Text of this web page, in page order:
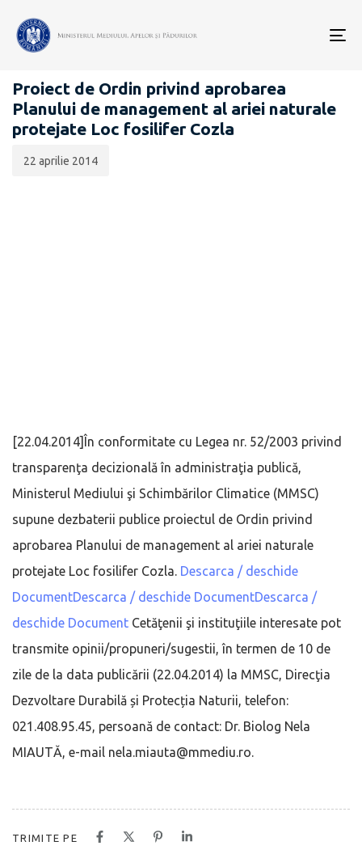
PROIECTE ACTE NORMATIVE
Proiect de Ordin privind aprobarea
Planului de management al ariei naturale
protejate Loc fosilifer Cozla
publicării:
22 aprilie 2014
[22.04.2014]În conformitate cu Legea nr. 52/2003 privind
transparenţa decizională în administraţia publică,
Ministerul Mediului şi Schimbărilor Climatice (MMSC)
supune dezbaterii publice proiectul de Ordin privind
aprobarea Planului de management al ariei naturale
protejate Loc fosilifer Cozla. Descarca / deschide
DocumentDescarca / deschide DocumentDescarca /
deschide Document Cetăţenii şi instituţiile interesate pot
transmite opinii/propuneri/sugestii, în termen de 10 de
zile de la data publicării (22.04.2014) la MMSC, Direcţia
Dezvoltare Durabilă și Protecția Naturii, telefon:
021.408.95.45, persoană de contact: Dr. Biolog Nela
MIAUTĂ, e-mail nela.miauta@mmediu.ro.
TRIMITE PE